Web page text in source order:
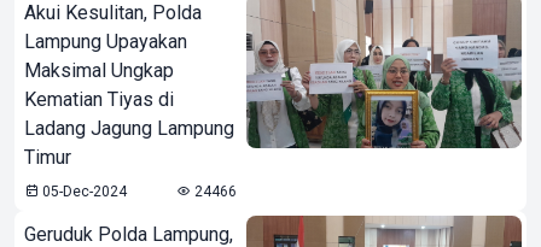
Akui Kesulitan, Polda
Lampung Upayakan
Maksimal Ungkap
Kematian Tiyas di
Ladang Jagung Lampung
Timur
05-Dec-2024 24466
Geruduk Polda Lampung,